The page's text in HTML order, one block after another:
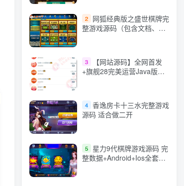
2
网狐经典版之盛世棋牌完
整游戏源码（包含文档、架
3
【网站源码】全网首发
+旗舰28完美运营Java版高
4 香逸房卡十三水完整游戏
源码 适合做二开
5
星力9代棋牌游戏源码 完
整数据+Android+Ios全套